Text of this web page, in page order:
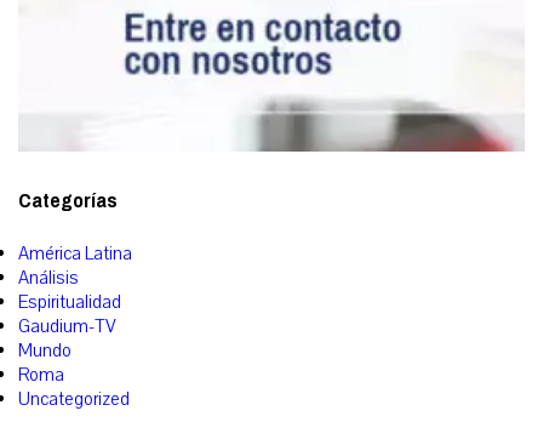
Categorías
América Latina
Análisis
Espiritualidad
Gaudium-TV
Mundo
Roma
Uncategorized